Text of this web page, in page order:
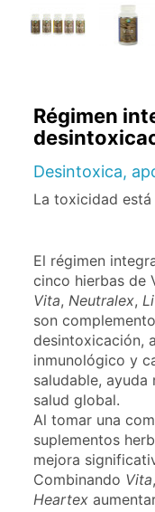
Régimen
Desintoxica,
La toxicidad está
El régimen
Vita, Neutralex,
son
desintoxicación,
inmunológico y
saludable, ayuda
salud global.
Al tomar una
suplementos
mejora
Combinando Vita,
Heartex